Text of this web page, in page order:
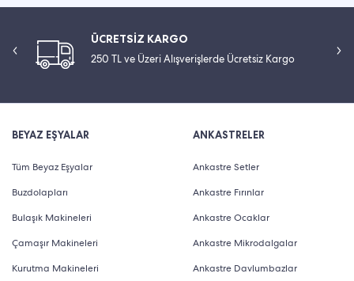
ÜCRETSİZ KARGO
250 TL ve Üzeri Alışverişlerde Ücretsiz Kargo
BEYAZ EŞYALAR
Tüm Beyaz Eşyalar
Buzdolapları
Bulaşık Makineleri
Çamaşır Makineleri
Kurutma Makineleri
ANKASTRELER
Ankastre Setler
Ankastre Fırınlar
Ankastre Ocaklar
Ankastre Mikrodalgalar
Ankastre Davlumbazlar